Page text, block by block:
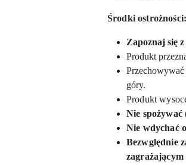
Środki ostrożności:
Zapoznaj się
Produkt
góry.
Produkt
Nie spożywać
Nie wdychać
Bezwględnie